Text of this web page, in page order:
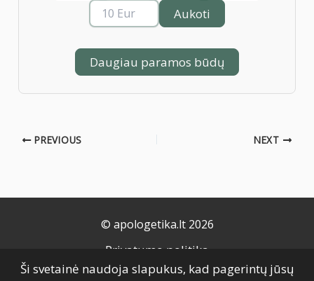
Aukoti
Daugiau paramos būdų
PREVIOUS NEXT
© apologetika.lt 2026
Privatumo politika
Naudojimo taisyklės
Ši svetainė naudoja slapukus, kad pagerintų jūsų